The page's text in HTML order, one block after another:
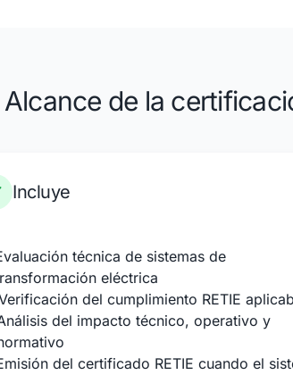
Alcance de la
Incluye
técnica de sistemas de
eléctrica
del cumplimiento RETIE
del impacto técnico, operativo y
del certificado RETIE cuando el